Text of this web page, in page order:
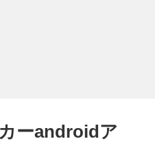
ーandroidア